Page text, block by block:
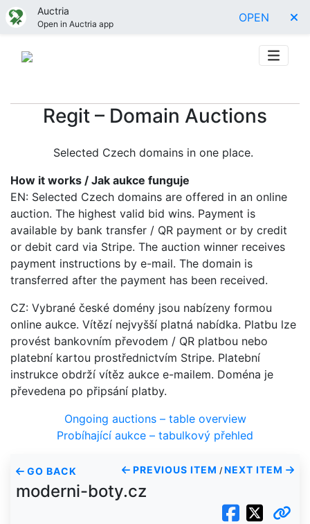
Auctria
Open in Auctria app OPEN
Regit – Domain Auctions
Selected Czech domains in one place.
How it works / Jak aukce funguje
EN: Selected Czech domains are offered in an online
auction. The highest valid bid wins. Payment is
available by bank transfer / QR payment or by credit
or debit card via Stripe. The auction winner receives
payment instructions by e-mail. The domain is
transferred after the payment has been received.
CZ: Vybrané české domény jsou nabízeny formou
online aukce. Vítězí nejvyšší platná nabídka. Platbu lze
provést bankovním převodem / QR platbou nebo
platební kartou prostřednictvím Stripe. Platební
instrukce obdrží vítěz aukce e-mailem. Doména je
převedena po připsání platby.
Ongoing auctions – table overview
Probíhající aukce – tabulkový přehled
GO BACK PREVIOUS ITEM / NEXT ITEM
moderni-boty.cz